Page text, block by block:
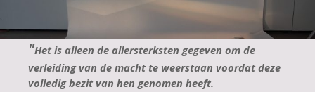
Het is alleen de allersterksten gegeven om de
verleiding van de macht te weerstaan voordat deze
volledig bezit van hen genomen heeft.